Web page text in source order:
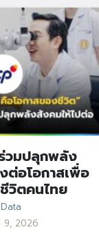
วมปลุกพลัง
ต่อโอกาสเพื่อ
วิตคนไทย
9, 2026